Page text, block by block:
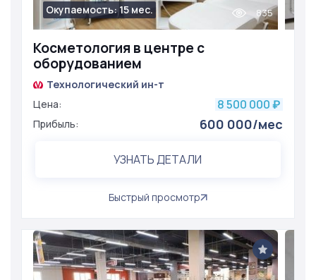
Косметология в центре с
оборудованием
Окупаемость: 15 мес. 835
Технологический ин-т
Цена:
8 500 000 ₽
Прибыль: 600 000/мес
УЗНАТЬ ДЕТАЛИ
Быстрый просмотр